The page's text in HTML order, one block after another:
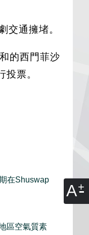
A
交通擁堵。
的西門菲沙
票。
在Shuswap
區空氣質素